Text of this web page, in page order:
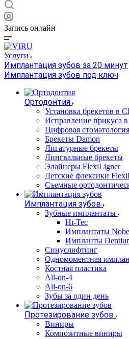
Запись онлайн
Услуги
Имплантация зубов за 20 минут
Имплантация зубов под ключ
Ортодонтия
Установка брекетов в
Исправление прикуса
Цифровая стоматология
Брекеты Damon
Лигатурные брекеты
Лингвальные брекеты
Элайнеры FlexiLigner
Детские флексики
Съемные
Имплантация зубов
Зубные имплантаты
Hi-Tec
Имплантаты
Импланты
Синуслифтинг
Одномоментная
Костная пластика
All-on-4
All-on-6
Зубы за один день
Протезирование зубов
Виниры
Композитные виниры